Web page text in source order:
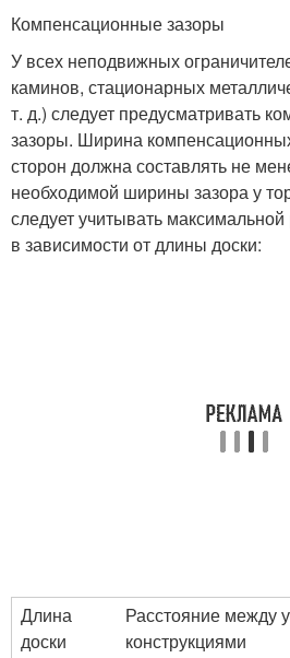
Компенсационные зазоры
У всех неподвижных
каминов, стационарных
т. д.) следует предусматривать
зазоры. Ширина
сторон должна составлять не
необходимой ширины зазора у
следует учитывать
в зависимости от длины доски:
Длина
доски
Расстояние между
конструкциями